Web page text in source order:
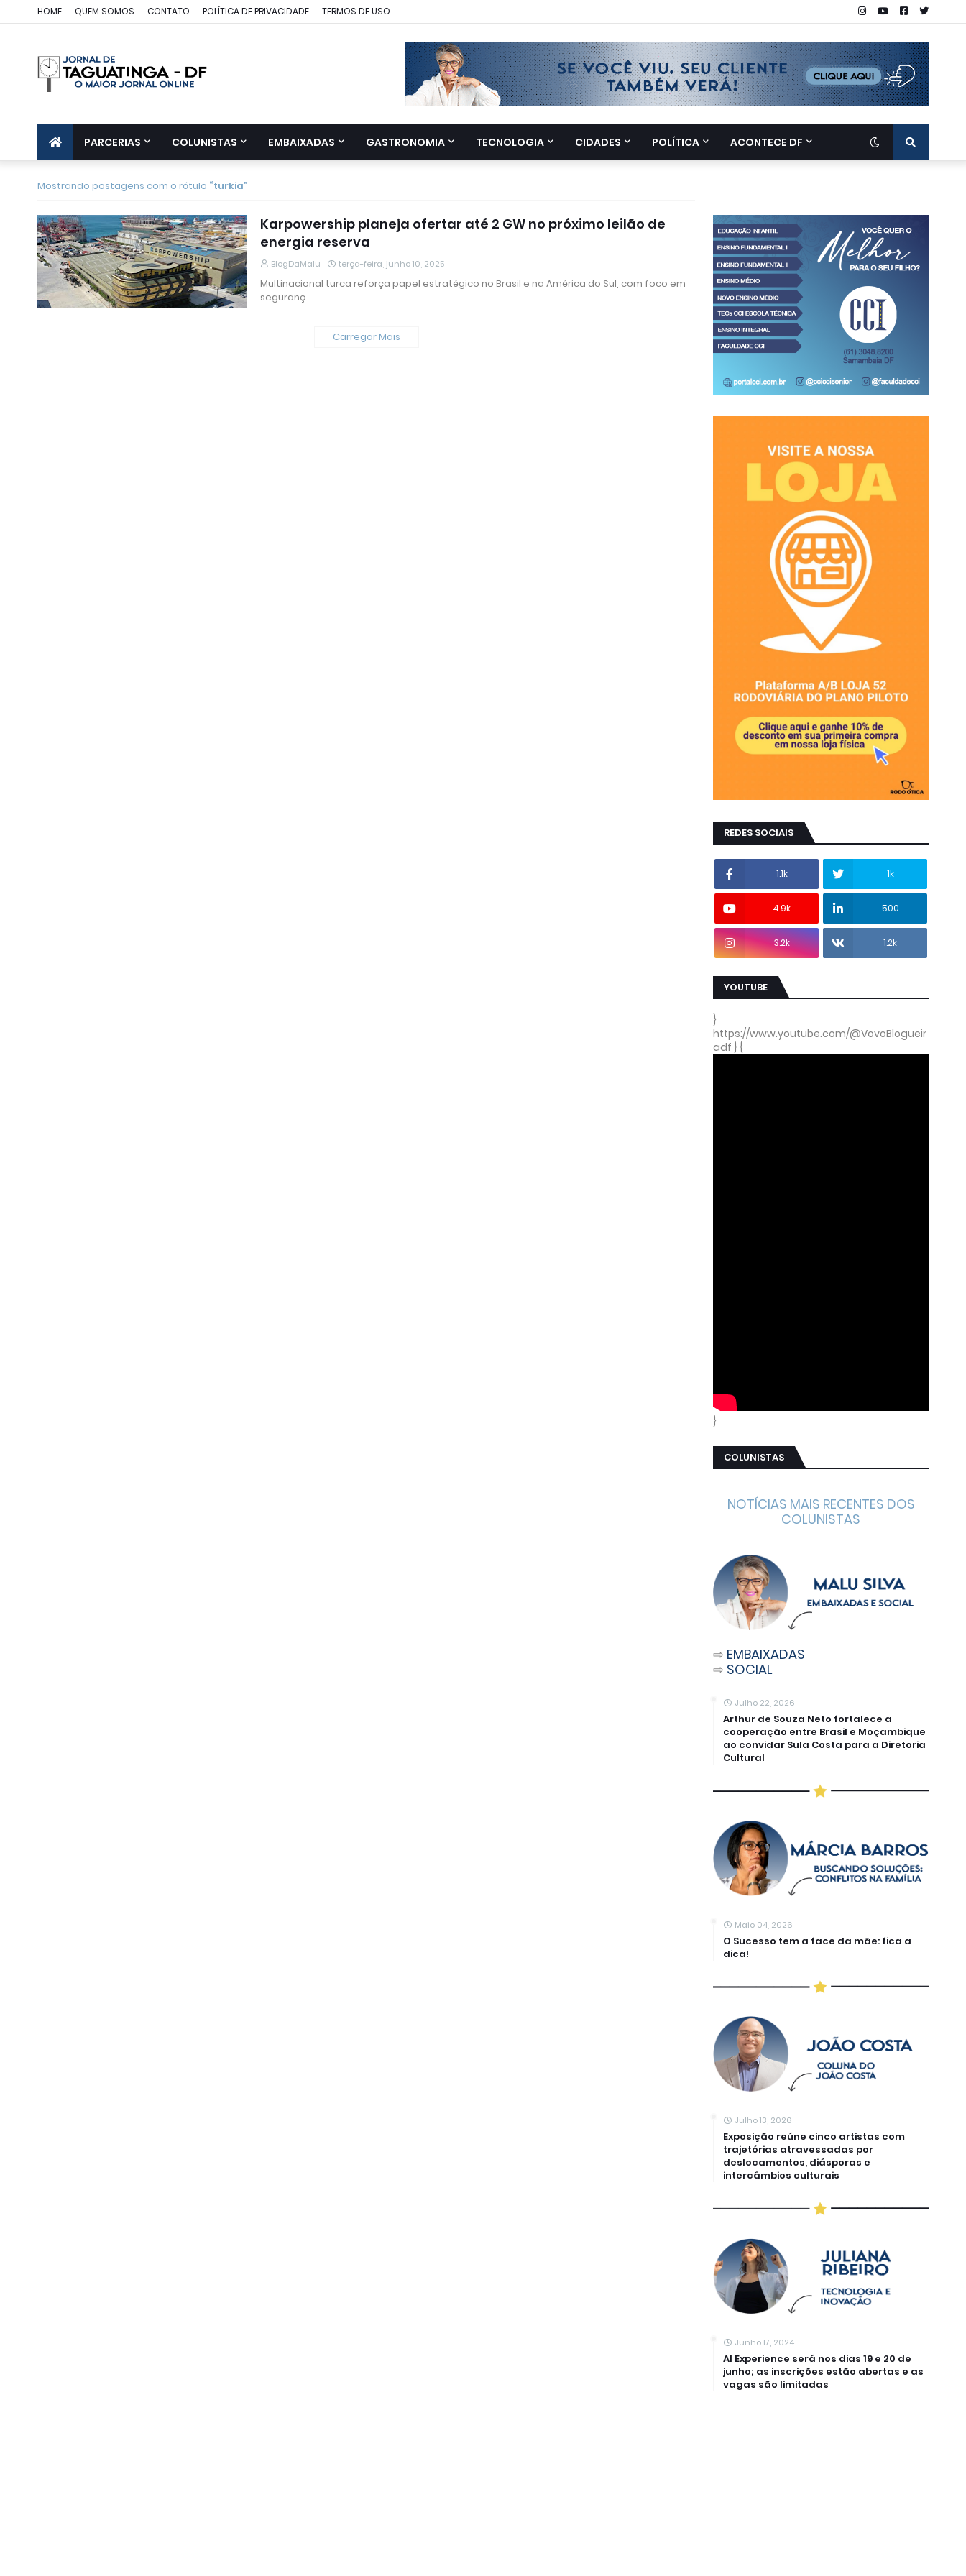
HOME QUEM SOMOS CONTATO POLÍTICA DE PRIVACIDADE TERMOS DE USO
PARCERIAS COLUNISTAS EMBAIXADAS GASTRONOMIA TECNOLOGIA CIDADES POLÍTICA ACONTECE DF
Mostrando postagens com o rótulo turkia
Karpowership planeja ofertar até 2 GW no próximo leilão de
energia reserva
BlogDaMalu terça-feira, junho 10, 2025
Multinacional turca reforça papel estratégico no Brasil e na América do Sul, com foco em
seguranç…
Carregar Mais
REDES SOCIAIS
1.1k 1k
4.9k 500
3.2k 1.2k
YOUTUBE
}
https://www.youtube.com/@VovoBlogueir
adf } {
}
COLUNISTAS
NOTÍCIAS MAIS RECENTES DOS
COLUNISTAS
⇨ EMBAIXADAS
⇨ SOCIAL
Julho 22, 2026
Arthur de Souza Neto fortalece a
cooperação entre Brasil e Moçambique
ao convidar Sula Costa para a Diretoria
Cultural
Maio 04, 2026
O Sucesso tem a face da mãe: fica a
dica!
Julho 13, 2026
Exposição reúne cinco artistas com
trajetórias atravessadas por
deslocamentos, diásporas e
intercâmbios culturais
Junho 17, 2024
AI Experience será nos dias 19 e 20 de
junho; as inscrições estão abertas e as
vagas são limitadas